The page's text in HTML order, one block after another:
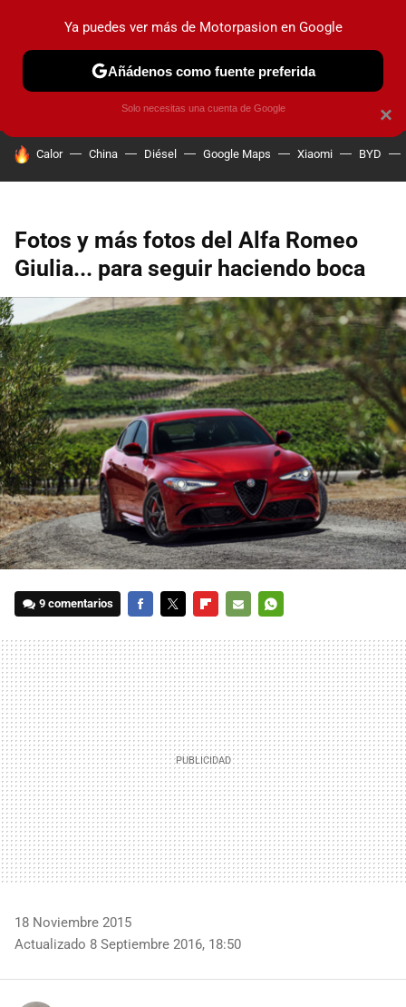
PRUEBAS COCHES ELÉCTRICOS OBSERVATORIO
HOY SE HABLA DE
Calor China Diésel Google Maps Xiaomi BYD
Fotos y más fotos del Alfa Romeo
Giulia... para seguir haciendo boca
9 comentarios
MAIL
18 Noviembre 2015
Actualizado 8 Septiembre 2016, 18:50
×
Ya puedes ver más de Motorpasion en Google
Añádenos como fuente preferida
Solo necesitas una cuenta de Google